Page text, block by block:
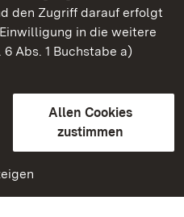
den Zugriff darauf erfolgt
Einwilligung in die weitere
Abs. 1 Buchstabe a)
Allen Cookies
zustimmen
Baden-Württemberg